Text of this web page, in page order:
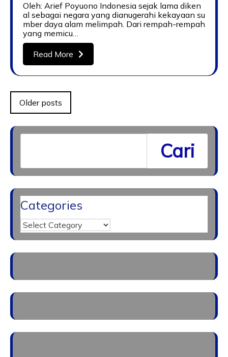
Oleh: Arief Poyuono Indonesia sejak lama diken
al sebagai negara yang dianugerahi kekayaan su
mber daya alam melimpah. Dari rempah-rempah
yang memicu…
Read More
Posts
navigation
Older posts
Cari
Categories